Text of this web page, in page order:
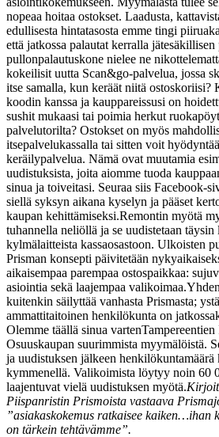
nopeaa hoitaa ostokset. Laadusta,
edullisesta hintatasosta emme tingi
että jatkossa palautat kerralla
pullonpalautuskone nielee ne
kokeilisit uutta Scan&go-palvelua, jossa
itse samalla, kun keräät niitä ostoskoriisi?
koodin kanssa ja kauppareissusi on
sushit mukaasi tai poimia herkut
palvelutorilta? Ostokset on myös
itsepalvelukassalla tai sitten voit
keräilypalvelua. Nämä ovat muutamia
uudistuksista, joita aiomme tuoda
sinua ja toiveitasi. Seuraa siis Facebook-
siellä syksyn aikana kyselyn ja pääset
kaupan kehittämiseksi.Remontin myötä
tuhannella neliöllä ja se uudistetaan täysin
kylmälaitteista kassaosastoon. Ulkoisten
Prisman konsepti päivitetään
aikaisempaa parempaa ostospaikkaa:
asiointia sekä laajempaa valikoimaa.
kuitenkin säilyttää vanhasta Prismasta;
ammattitaitoinen henkilökunta on
Olemme täällä sinua varten
Osuuskaupan suurimmista myymälöistä.
ja uudistuksen jälkeen henkilökuntamäärä
kymmenellä. Valikoimista löytyy noin 60
laajentuvat vielä uudistuksen myötä.
Piispanristin Prismoista vastaava
”asiakaskokemus ratkaisee kaiken…ihan
on tärkein tehtävämme”.